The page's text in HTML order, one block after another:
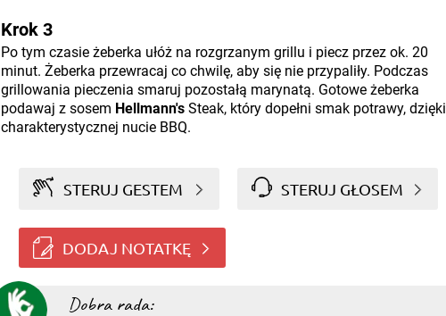
Krok 3
Po tym czasie żeberka ułóż na rozgrzanym grillu i piecz przez ok. 20
minut. Żeberka przewracaj co chwilę, aby się nie przypaliły. Podczas
grillowania pieczenia smaruj pozostałą marynatą. Gotowe żeberka
podawaj z sosem Hellmann'sSteak, który dopełni smak potrawy, dzięki
charakterystycznej nucie BBQ.
STERUJ GESTEM STERUJ GŁOSEM
DODAJ NOTATKĘ
Dobra rada: